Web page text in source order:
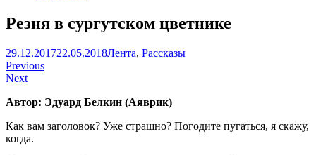
Резня в сургутском цветнике
Артем
Краснов
29.12.201722.05.2018Лента, Рассказы
Навигация
по
записям
Previous
Next
Автор: Эдуард Белкин (Аяврик)
Как вам заголовок? Уже страшно? Погодите пугаться, я скажу,
когда.